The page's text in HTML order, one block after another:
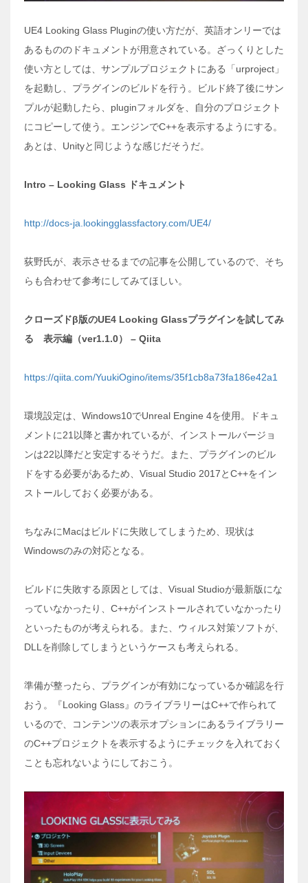
UE4 Looking Glass Pluginの使い方だが、英語オンリーでは
あるもののドキュメントが用意されている。ざっくりとした
使い方としては、サンプルプロジェクトにある「urproject」
を起動し、プラグインのビルドを行う。ビルド終了後にサン
プルが起動したら、pluginフォルダを、自分のプロジェクト
にコピーして使う。エンジンでC++を表示するようにする。
あとは、Unityと同じような感じだそうだ。
Intro – Looking Glass ドキュメント
http://docs-ja.lookingglassfactory.com/UE4/
荻野氏が、表示させるまでの記事を公開しているので、そち
らも合わせて参考にしてみてほしい。
クローズドβ版のUE4 Looking Glassプラグインを試してみ
る 表示編（ver1.1.0） – Qiita
https://qiita.com/YuukiOgino/items/35f1cb8a73fa186e42a1
環境設定は、Windows10でUnreal Engine 4を使用。ドキュ
メントに21以降と書かれているが、インストールバージョ
ンは22以降だと安定するそうだ。また、プラグインのビル
ドをする必要があるため、Visual Studio 2017とC++をイン
ストールしておく必要がある。
ちなみにMacはビルドに失敗してしまうため、現状は
Windowsのみの対応となる。
ビルドに失敗する原因としては、Visual Studioが最新版にな
っていなかったり、C++がインストールされていなかったり
といったものが考えられる。また、ウィルス対策ソフトが、
DLLを削除してしまうというケースも考えられる。
準備が整ったら、プラグインが有効になっているか確認を行
おう。『Looking Glass』のライブラリーはC++で作られて
いるので、コンテンツの表示オプションにあるライブラリー
のC++プロジェクトを表示するようにチェックを入れておく
ことも忘れないようにしておこう。